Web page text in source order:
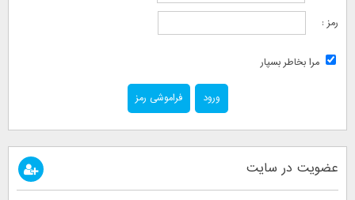
رمز :
مرا بخاطر بسپار
فراموشی رمز
عضویت در سایت